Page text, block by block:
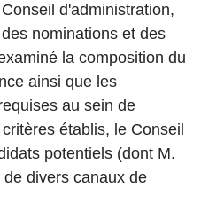
d'administration,
nominations et des
la composition du
ainsi que les
au sein de
établis, le Conseil
potentiels (dont M.
divers canaux de